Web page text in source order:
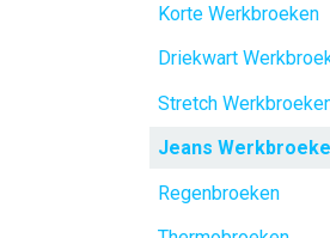
Korte Werkbroeken
Driekwart
Stretch
Jeans
Regenbroeken